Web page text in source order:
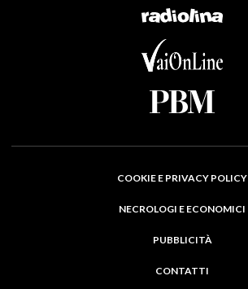
COOKIE E PRIVACY POLICY
NECROLOGI E ECONOMICI
PUBBLICITÀ
CONTATTI